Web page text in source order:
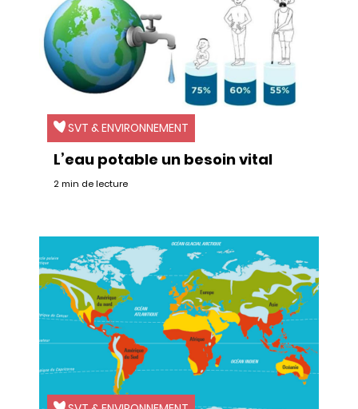
SVT & ENVIRONNEMENT
L’eau potable un besoin vital
2 min de lecture